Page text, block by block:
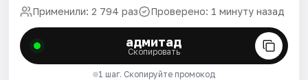
Применили: 2 794 раз Проверено: 1 минуту назад
адмитад
Скопировать
1 шаг. Скопируйте промокод